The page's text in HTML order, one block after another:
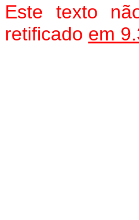
Este texto
retificado em